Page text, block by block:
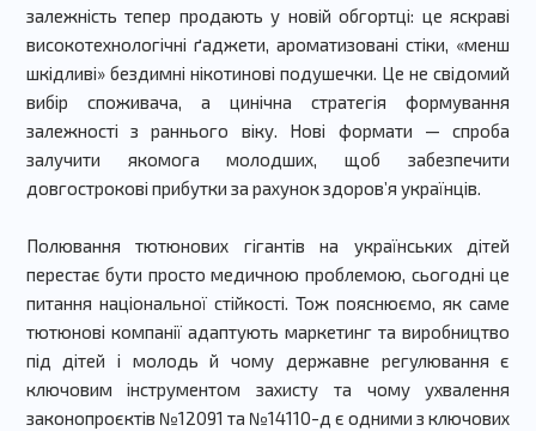
залежність тепер продають у новій обгортці: це яскраві
високотехнологічні ґаджети, ароматизовані стіки, «менш
шкідливі» бездимні нікотинові подушечки. Це не свідомий
вибір споживача, а цинічна стратегія формування
залежності з раннього віку. Нові формати — спроба
залучити якомога молодших, щоб забезпечити
довгострокові прибутки за рахунок здоров’я українців.
Полювання тютюнових гігантів на українських дітей
перестає бути просто медичною проблемою, сьогодні це
питання національної стійкості. Тож пояснюємо, як саме
тютюнові компанії адаптують маркетинг та виробництво
під дітей і молодь й чому державне регулювання є
ключовим інструментом захисту та чому ухвалення
законопроєктів №12091 та №14110-д є одними з ключових